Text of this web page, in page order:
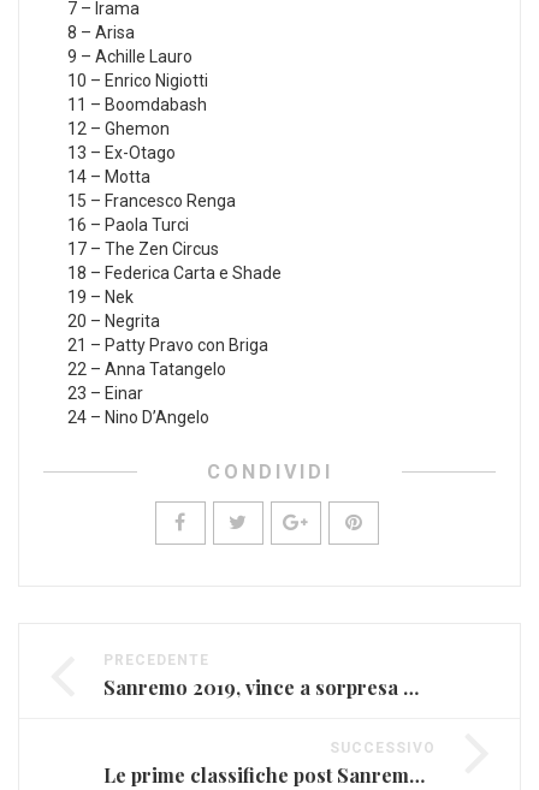
7 – Irama
8 – Arisa
9 – Achille Lauro
10 – Enrico Nigiotti
11 – Boomdabash
12 – Ghemon
13 – Ex-Otago
14 – Motta
15 – Francesco Renga
16 – Paola Turci
17 – The Zen Circus
18 – Federica Carta e Shade
19 – Nek
20 – Negrita
21 – Patty Pravo con Briga
22 – Anna Tatangelo
23 – Einar
24 – Nino D’Angelo
CONDIVIDI
PRECEDENTE
Sanremo 2019, vince a sorpresa Mahmood. Ma è polemica
SUCCESSIVO
Le prime classifiche post Sanremo premiano Mahmood e Irama